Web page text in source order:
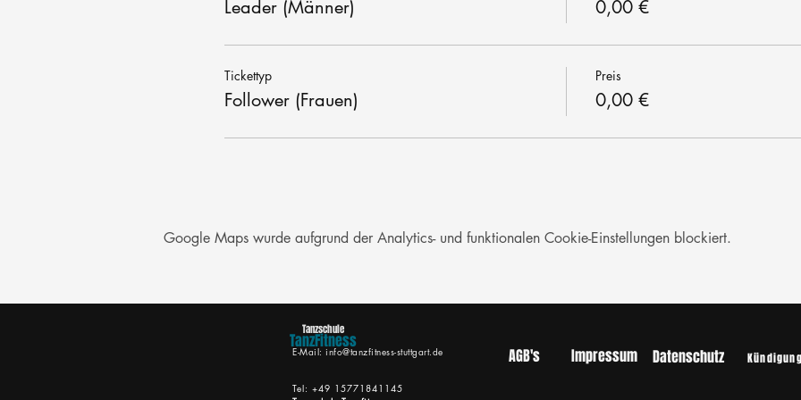
Leader (Männer) 0,00 €
Tickettyp
Follower (Frauen)
Preis
0,00 €
Google Maps wurde aufgrund der Analytics- und funktionalen Cookie-Einstellungen blockiert.
E-Mail: info@tanzfitness-stuttgart.de
Tanzschule
TanzFitness
AGB's Impressum Datenschutz Kündigung
Tel: +49 15771841145